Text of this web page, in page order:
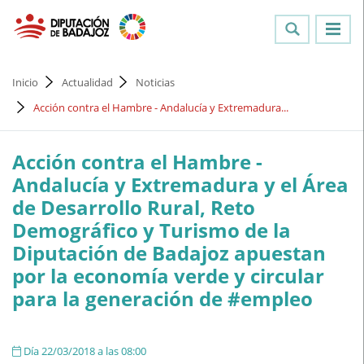
Inicio Actualidad
Noticias
Acción contra el Hambre - Andalucía y Extremadura...
Acción contra el Hambre -
Andalucía y Extremadura y el Área
de Desarrollo Rural, Reto
Demográfico y Turismo de la
Diputación de Badajoz apuestan
por la economía verde y circular
para la generación de #empleo
Día 22/03/2018 a las 08:00